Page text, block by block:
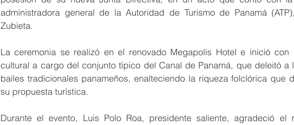
administradora general de la Autoridad de Turismo de Panamá
Zubieta.
La ceremonia se realizó en el renovado Megapolis Hotel e inició con
cultural a cargo del conjunto típico del Canal de Panamá, que deleitó a
bailes tradicionales panameños, enalteciendo la riqueza folclórica que
su propuesta turística.
Durante el evento, Luis Polo Roa, presidente saliente, agradeció el